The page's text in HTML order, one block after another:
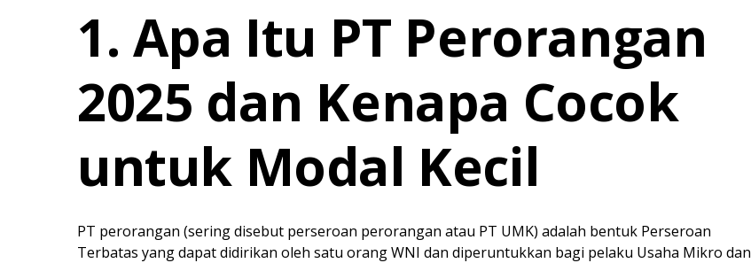
1. Apa Itu PT Perorangan
2025 dan Kenapa Cocok
untuk Modal Kecil
PT perorangan (sering disebut perseroan perorangan atau PT UMK) adalah bentuk Perseroan
Terbatas yang dapat didirikan oleh satu orang WNI dan diperuntukkan bagi pelaku Usaha Mikro dan